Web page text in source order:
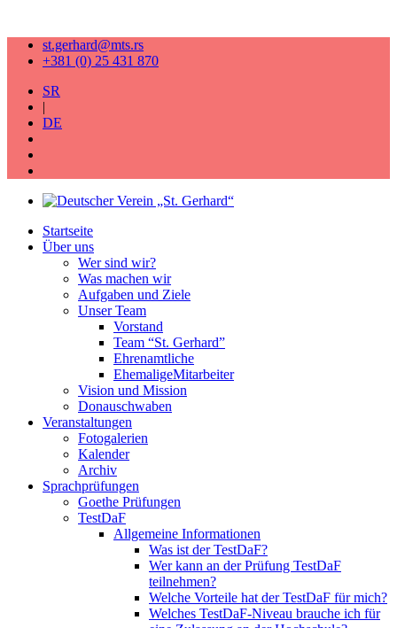
st.gerhard@mts.rs
+381 (0) 25 431 870
SR
|
DE
Startseite
Über uns
Wer sind wir?
Was machen wir
Aufgaben und Ziele
Unser Team
Vorstand
Team “St. Gerhard”
Ehrenamtliche
EhemaligeMitarbeiter
Vision und Mission
Donauschwaben
Veranstaltungen
Fotogalerien
Kalender
Archiv
Sprachprüfungen
Goethe Prüfungen
TestDaF
Allgemeine Informationen
Was ist der TestDaF?
Wer kann an der Prüfung TestDaF
teilnehmen?
Welche Vorteile hat der TestDaF für mich?
Welches TestDaF-Niveau brauche ich für